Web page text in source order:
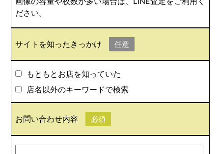
ださい。
サイトを知ったきっかけ 任意
もともとお店を知っていた
店名以外のキーワードで検索
お問い合わせ内容 必須